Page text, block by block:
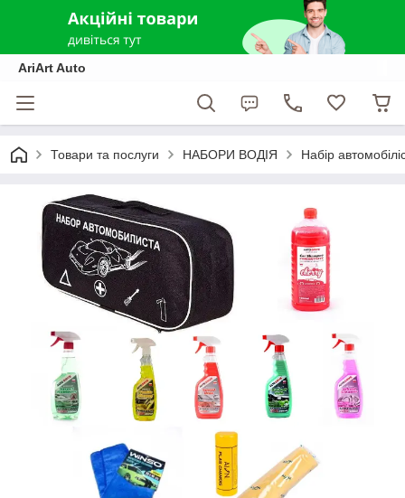
AriArt Auto
Товари та послуги НАБОРИ ВОДІЯ Набір